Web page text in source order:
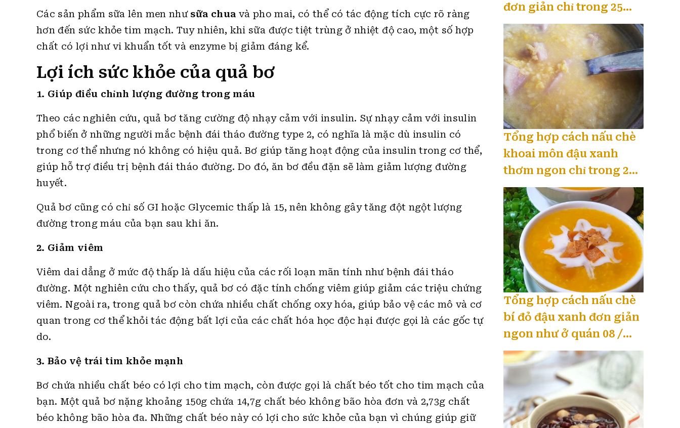
Các sản phẩm sữa lên men như sữa chua và pho mai, có thể có tác động tích cực rõ ràng
hơn đến sức khỏe tim mạch. Tuy nhiên, khi sữa được tiệt trùng ở nhiệt độ cao, một số hợp
chất có lợi như vi khuẩn tốt và enzyme bị giảm đáng kể.
Lợi ích sức khỏe của quả bơ
1. Giúp điều chỉnh lượng đường trong máu
Theo các nghiên cứu, quả bơ tăng cường độ nhạy cảm với insulin. Sự nhạy cảm với insulin
phổ biến ở những người mắc bệnh đái tháo đường type 2, có nghĩa là mặc dù insulin có
trong cơ thể nhưng nó không có hiệu quả. Bơ giúp tăng hoạt động của insulin trong cơ thể,
giúp hỗ trợ điều trị bệnh đái tháo đường. Do đó, ăn bơ đều đặn sẽ làm giảm lượng đường
huyết.
Quả bơ cũng có chỉ số GI hoặc Glycemic thấp là 15, nên không gây tăng đột ngột lượng
đường trong máu của bạn sau khi ăn.
2. Giảm viêm
Viêm dai dẳng ở mức độ thấp là dấu hiệu của các rối loạn mãn tính như bệnh đái tháo
đường. Một nghiên cứu cho thấy, quả bơ có đặc tính chống viêm giúp giảm các triệu chứng
viêm. Ngoài ra, trong quả bơ còn chứa nhiều chất chống oxy hóa, giúp bảo vệ các mô và cơ
quan trong cơ thể khỏi tác động bất lợi của các chất hóa học độc hại được gọi là các gốc tự
do.
3. Bảo vệ trái tim khỏe mạnh
Bơ chứa nhiều chất béo có lợi cho tim mạch, còn được gọi là chất béo tốt cho tim mạch của
bạn. Một quả bơ nặng khoảng 150g chứa 14,7g chất béo không bão hòa đơn và 2,73g chất
béo không bão hòa đa. Những chất béo này có lợi cho sức khỏe của bạn vì chúng giúp giữ
đơn giản chỉ trong 25
phút 08 / 2026
Tổng hợp cách nấu chè
khoai môn đậu xanh
thơm ngon chỉ trong 20
phút 08 / 2026
Tổng hợp cách nấu chè
bí đỏ đậu xanh đơn giản
ngon như ở quán 08 /
2026